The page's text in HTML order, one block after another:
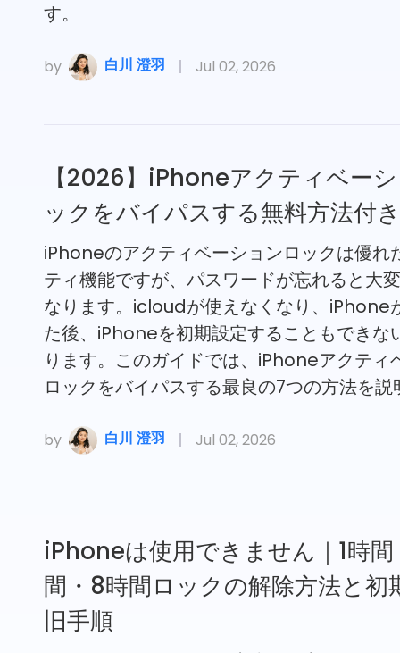
す。
by 白川 澄羽 Jul 02, 2026
【2026】iPhoneアクティベー
ックをバイパスする無料方法付き
iPhoneのアクティベーションロックは優れ
ティ機能ですが、パスワードが忘れると大
なります。icloudが使えなくなり、iPhone
た後、iPhoneを初期設定することもできな
ります。このガイドでは、iPhoneアクティ
ロックをバイパスする最良の7つの方法を説
by 白川 澄羽 Jul 02, 2026
iPhoneは使用できません｜1時
間・8時間ロックの解除方法と初
旧手順